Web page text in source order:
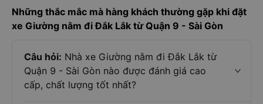
Những thắc mắc mà hàng khách thường gặp khi đặt
xe Giường nằm đi Đắk Lắk từ Quận 9 - Sài Gòn
Câu hỏi: Nhà xe Giường nằm đi Đắk Lắk từ
Quận 9 - Sài Gòn nào được đánh giá cao
cấp, chất lượng tốt nhất?